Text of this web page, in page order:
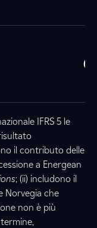
IFRS 5 le
il contributo delle
a Energean
; (ii) includono il
Norvegia che
non è più